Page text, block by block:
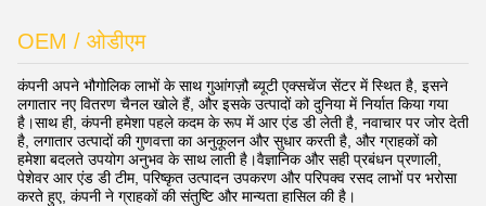
OEM / ओडीएम
कंपनी अपने भौगोलिक लाभों के साथ गुआंगज़ौ ब्यूटी एक्सचेंज सेंटर में स्थित है, इसने
लगातार नए वितरण चैनल खोले हैं, और इसके उत्पादों को दुनिया में निर्यात किया गया
है।साथ ही, कंपनी हमेशा पहले कदम के रूप में आर एंड डी लेती है, नवाचार पर जोर देती
है, लगातार उत्पादों की गुणवत्ता का अनुकूलन और सुधार करती है, और ग्राहकों को
हमेशा बदलते उपयोग अनुभव के साथ लाती है।वैज्ञानिक और सही प्रबंधन प्रणाली,
पेशेवर आर एंड डी टीम, परिष्कृत उत्पादन उपकरण और परिपक्व रसद लाभों पर भरोसा
करते हुए, कंपनी ने ग्राहकों की संतुष्टि और मान्यता हासिल की है।